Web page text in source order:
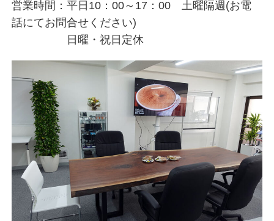
営業時間：平日10：00～17：00 土曜隔週(お電
話にてお問合せください)
日曜・祝日定休